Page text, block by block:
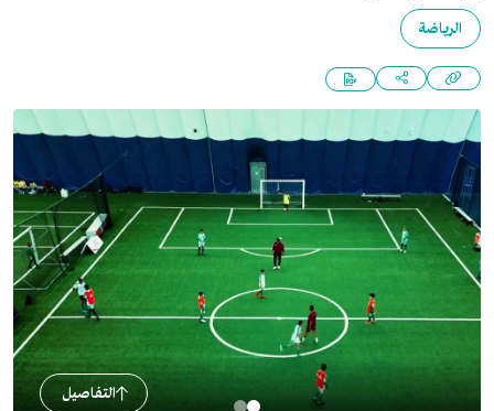
الرياضة
التفاصيل